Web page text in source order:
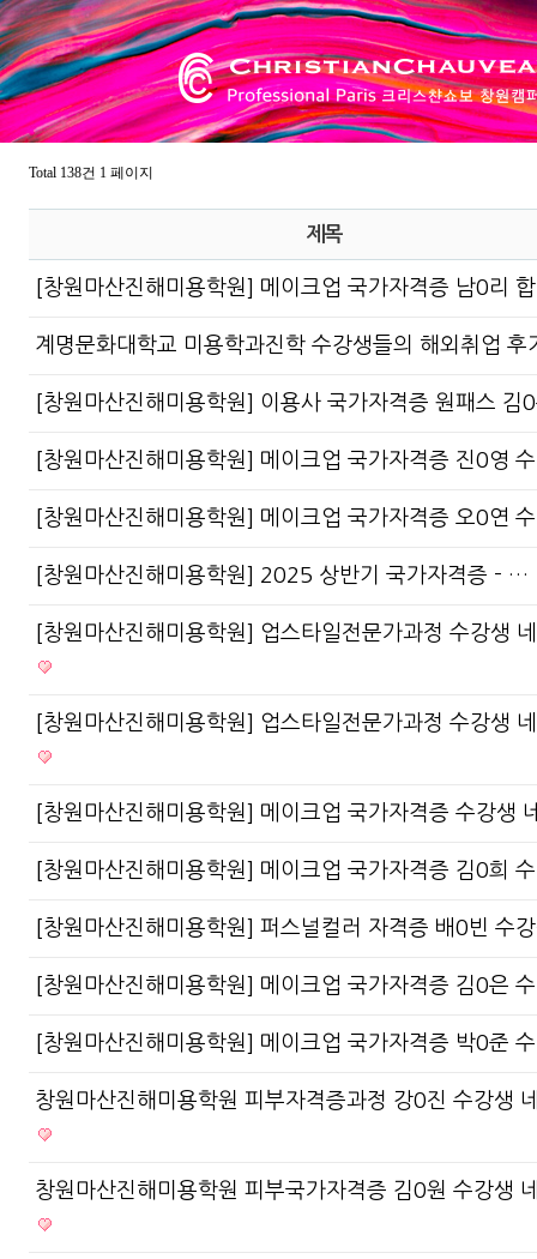
Total 138건 1 페이지
제목
[창원마산진해미용학원] 메이크업 국가자격증 남0리
계명문화대학교 미용학과진학 수강생들의 해외취업
[창원마산진해미용학원] 이용사 국가자격증 원패스
[창원마산진해미용학원] 메이크업 국가자격증 진0영
[창원마산진해미용학원] 메이크업 국가자격증 오0연
[창원마산진해미용학원] 2025 상반기 국가자격증 - …
[창원마산진해미용학원] 업스타일전문가과정 수강생
[창원마산진해미용학원] 업스타일전문가과정 수강생
[창원마산진해미용학원] 메이크업 국가자격증 수강생
[창원마산진해미용학원] 메이크업 국가자격증 김0희
[창원마산진해미용학원] 퍼스널컬러 자격증 배0빈 수
[창원마산진해미용학원] 메이크업 국가자격증 김0은
[창원마산진해미용학원] 메이크업 국가자격증 박0준
창원마산진해미용학원 피부자격증과정 강0진 수강생
창원마산진해미용학원 피부국가자격증 김0원 수강생